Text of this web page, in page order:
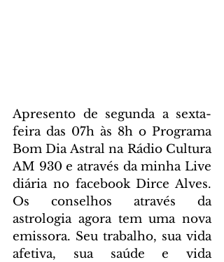
Apresento de segunda a sexta-
feira das 07h às 8h o Programa
Bom Dia Astral na Rádio Cultura
AM 930 e através da minha Live
diária no facebook Dirce Alves.
Os conselhos através da
astrologia agora tem uma nova
emissora. Seu trabalho, sua vida
afetiva, sua saúde e vida